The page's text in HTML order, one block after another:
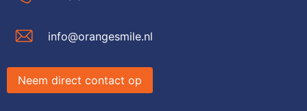
info@orangesmile.nl
Neem direct contact op